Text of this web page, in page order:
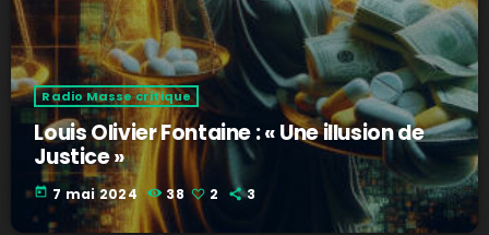
Radio Masse critique
Louis Olivier Fontaine : « Une illusion de
Justice »
today 7 mai 2024 38 2 3